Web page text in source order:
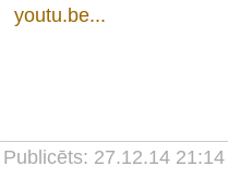
youtu.be...
Publicēts: 27.12.14 21:14